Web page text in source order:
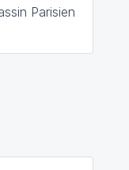
Parisien